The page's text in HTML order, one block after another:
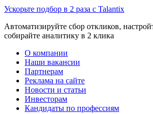
Ускорьте подбор в 2 раза с Talantix
Автоматизируйте сбор откликов,
собирайте аналитику в 2 клика
О компании
Наши вакансии
Партнерам
Реклама на сайте
Новости и статьи
Инвесторам
Кандидаты по профессиям